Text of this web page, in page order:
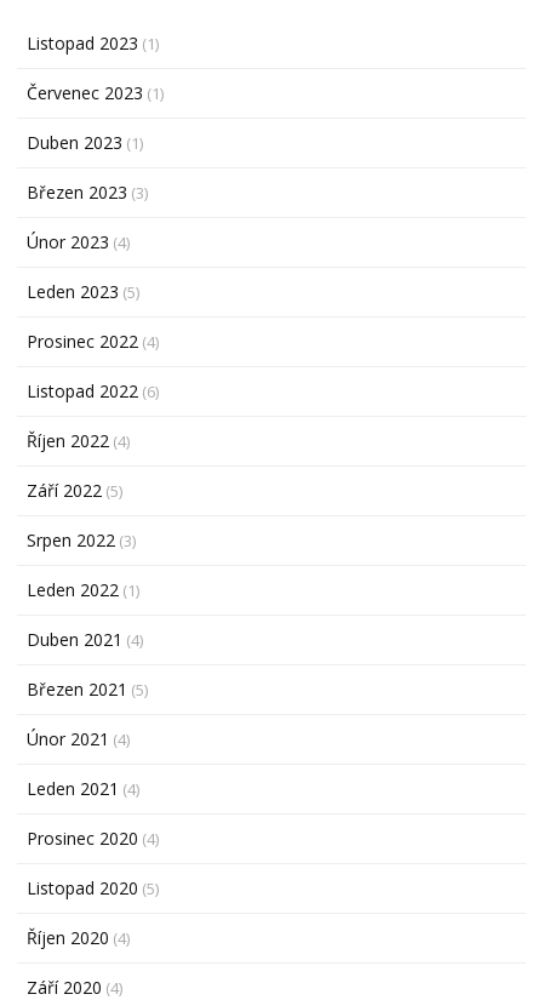
Listopad 2023 (1)
Červenec 2023 (1)
Duben 2023 (1)
Březen 2023 (3)
Únor 2023 (4)
Leden 2023 (5)
Prosinec 2022 (4)
Listopad 2022 (6)
Říjen 2022 (4)
Září 2022 (5)
Srpen 2022 (3)
Leden 2022 (1)
Duben 2021 (4)
Březen 2021 (5)
Únor 2021 (4)
Leden 2021 (4)
Prosinec 2020 (4)
Listopad 2020 (5)
Říjen 2020 (4)
Září 2020 (4)